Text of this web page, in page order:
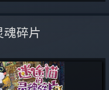
碎片